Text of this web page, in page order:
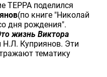
ТЕРРА поделился
(по книге "Николай
дня рождения".
жизнь Виктора
Н.Л. Куприянов. Эти
тематику